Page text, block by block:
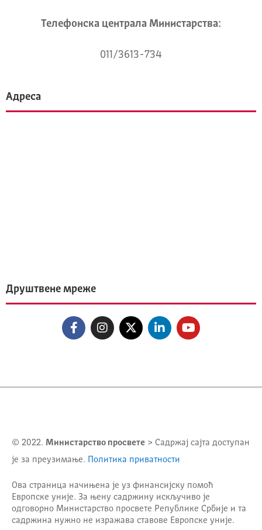
Телeфонска централа Mинистарства:
011/3613-734
Адреса
Друштвене мреже
© 2022. Министарство просвете > Садржај сајта доступан
је за преузимање.
Политика приватности
Ова страница начињена је уз финансијску помоћ
Европске уније. За њену садржину искључиво је
одговорно Министарство просвете Републике Србије и та
садржина нужно не изражава ставове Европске уније.